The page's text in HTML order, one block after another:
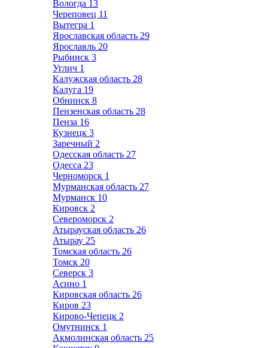
Вологда 13
Череповец 11
Вытегра 1
Ярославская область 29
Ярославль 20
Рыбинск 3
Углич 1
Калужская область 28
Калуга 19
Обнинск 8
Пензенская область 28
Пенза 16
Кузнецк 3
Заречный 2
Одесская область 27
Одесса 23
Черноморск 1
Мурманская область 27
Мурманск 10
Кировск 2
Североморск 2
Атырауская область 26
Атырау 25
Томская область 26
Томск 20
Северск 3
Асино 1
Кировская область 26
Киров 23
Кирово-Чепецк 2
Омутнинск 1
Акмолинская область 25